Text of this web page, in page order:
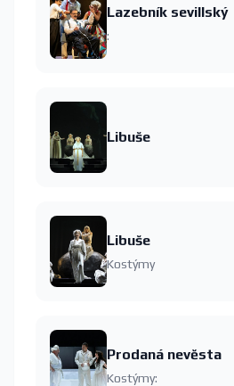
Lazebník sevillský
:
Libuše
Libuše
Kostýmy
Prodaná nevěsta
Kostýmy: